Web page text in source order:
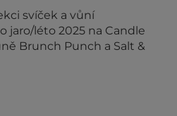
svíček a vůní
jaro/léto 2025 na Candle
Brunch Punch a Salt &